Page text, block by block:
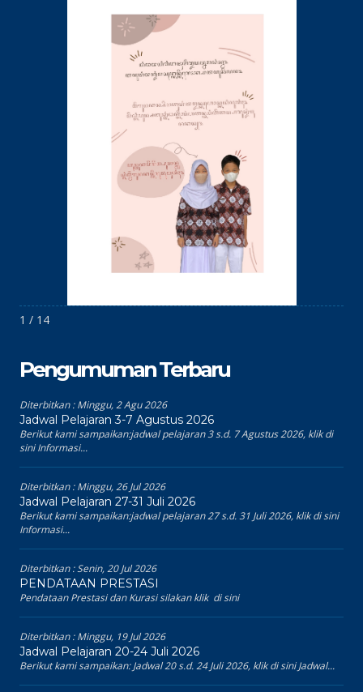
1 / 14
Pengumuman Terbaru
Diterbitkan :Minggu, 2 Agu 2026
Jadwal Pelajaran 3-7 Agustus 2026
Berikut kami sampaikan:jadwal pelajaran 3 s.d. 7 Agustus 2026, klik di
sini Informasi...
Diterbitkan :Minggu, 26 Jul 2026
Jadwal Pelajaran 27-31 Juli 2026
Berikut kami sampaikan:jadwal pelajaran 27 s.d. 31 Juli 2026, klik di sini
Informasi...
Diterbitkan :Senin, 20 Jul 2026
PENDATAAN PRESTASI
Pendataan Prestasi dan Kurasi silakan klik di sini
Diterbitkan :Minggu, 19 Jul 2026
Jadwal Pelajaran 20-24 Juli 2026
Berikut kami sampaikan: Jadwal 20 s.d. 24 Juli 2026, klik di sini Jadwal...